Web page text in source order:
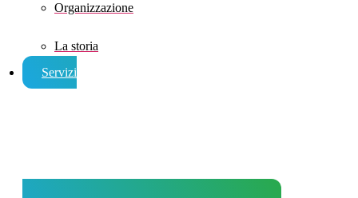
Organizzazione
La storia
Servizi